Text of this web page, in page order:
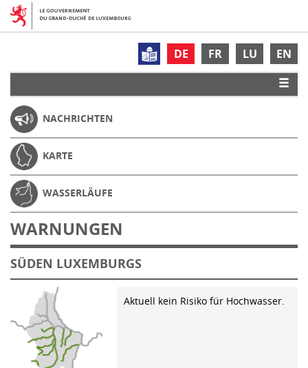
DE FR LU EN
NACHRICHTEN
KARTE
WASSERLÄUFE
WARNUNGEN
SÜDEN LUXEMBURGS
Aktuell kein Risiko für Hochwasser.